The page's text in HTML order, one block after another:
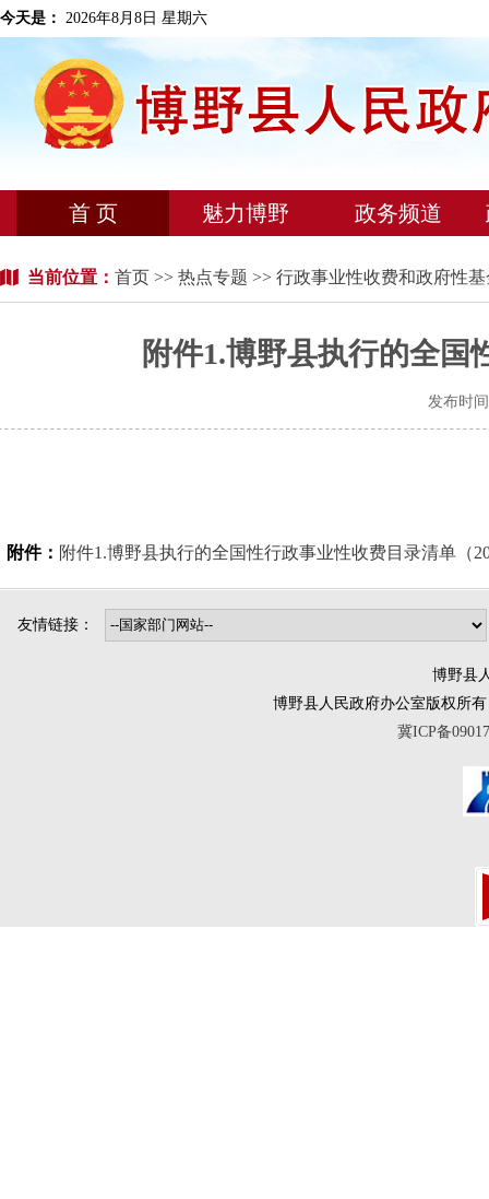
今天是： 2026年8月8日 星期六
首 页 魅力博野 政务频道
当前位置： 首页 >> 热点专题 >> 行政事业性收费和政府性
附件1.博野县执行的全国
发布时
附件： 附件1.博野县执行的全国性行政事业性收费目录清单（
友情链接：
博野县
博野县人民政府办公室版权所有
冀ICP备